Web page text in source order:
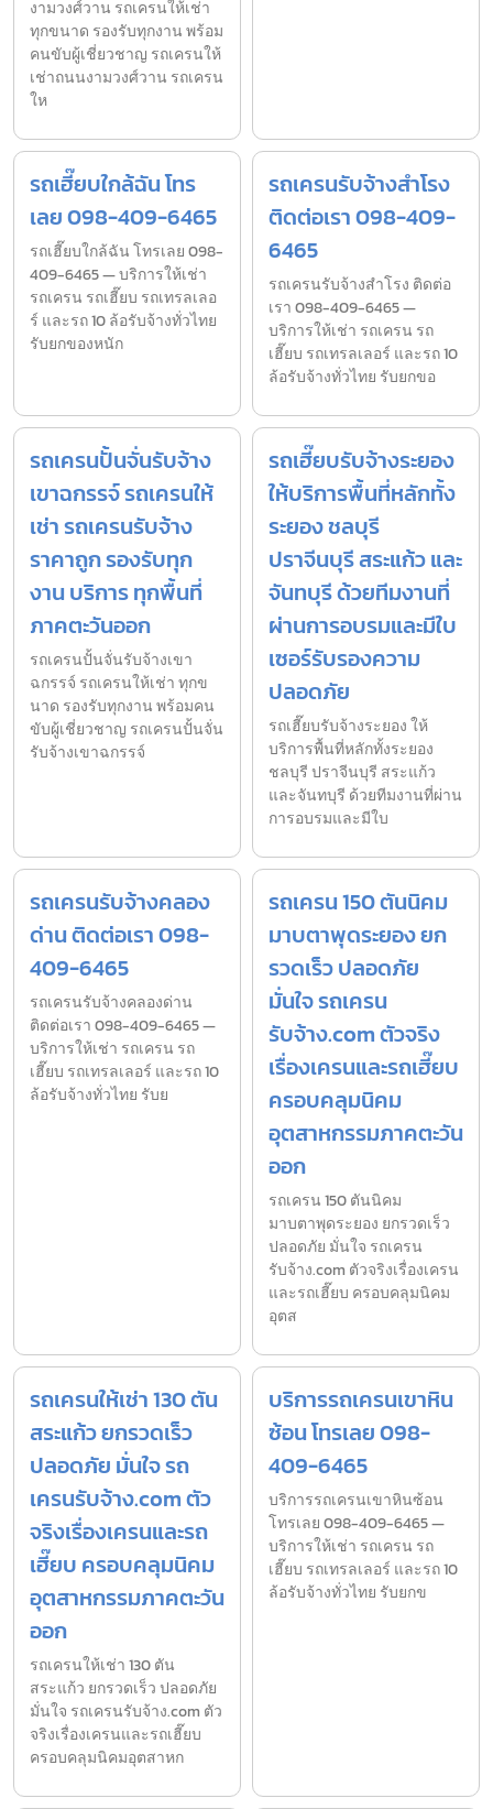
งามวงศ์วาน รถเครนให้เช่า
ทุกขนาด รองรับทุกงาน พร้อม
คนขับผู้เชี่ยวชาญ รถเครนให้
เช่าถนนงามวงศ์วาน รถเครน
ให
รถเฮี๊ยบใกล้ฉัน โทร
เลย 098-409-6465
รถเฮี๊ยบใกล้ฉัน โทรเลย 098-
409-6465 — บริการให้เช่า
รถเครน รถเฮี๊ยบ รถเทรลเลอ
ร์ และรถ 10 ล้อรับจ้างทั่วไทย
รับยกของหนัก
รถเครนรับจ้างสำโรง
ติดต่อเรา 098-409-
6465
รถเครนรับจ้างสำโรง ติดต่อ
เรา 098-409-6465 —
บริการให้เช่า รถเครน รถ
เฮี๊ยบ รถเทรลเลอร์ และรถ 10
ล้อรับจ้างทั่วไทย รับยกขอ
รถเครนปั้นจั่นรับจ้าง
เขาฉกรรจ์ รถเครนให้
เช่า รถเครนรับจ้าง
ราคาถูก รองรับทุก
งาน บริการ ทุกพื้นที่
ภาคตะวันออก
รถเครนปั้นจั่นรับจ้างเขา
ฉกรรจ์ รถเครนให้เช่า ทุกข
นาด รองรับทุกงาน พร้อมคน
ขับผู้เชี่ยวชาญ รถเครนปั้นจั่น
รับจ้างเขาฉกรรจ์
รถเฮี๊ยบรับจ้างระยอง
ให้บริการพื้นที่หลักทั้ง
ระยอง ชลบุรี
ปราจีนบุรี สระแก้ว และ
จันทบุรี ด้วยทีมงานที่
ผ่านการอบรมและมีใบ
เซอร์รับรองความ
ปลอดภัย
รถเฮี๊ยบรับจ้างระยอง ให้
บริการพื้นที่หลักทั้งระยอง
ชลบุรี ปราจีนบุรี สระแก้ว
และจันทบุรี ด้วยทีมงานที่ผ่าน
การอบรมและมีใบ
รถเครนรับจ้างคลอง
ด่าน ติดต่อเรา 098-
409-6465
รถเครนรับจ้างคลองด่าน
ติดต่อเรา 098-409-6465 —
บริการให้เช่า รถเครน รถ
เฮี๊ยบ รถเทรลเลอร์ และรถ 10
ล้อรับจ้างทั่วไทย รับย
รถเครน 150 ตันนิคม
มาบตาพุดระยอง ยก
รวดเร็ว ปลอดภัย
มั่นใจ รถเครน
รับจ้าง.com ตัวจริง
เรื่องเครนและรถเฮี๊ยบ
ครอบคลุมนิคม
อุตสาหกรรมภาคตะวัน
ออก
รถเครน 150 ตันนิคม
มาบตาพุดระยอง ยกรวดเร็ว
ปลอดภัย มั่นใจ รถเครน
รับจ้าง.com ตัวจริงเรื่องเครน
และรถเฮี๊ยบ ครอบคลุมนิคม
อุตส
รถเครนให้เช่า 130 ตัน
สระแก้ว ยกรวดเร็ว
ปลอดภัย มั่นใจ รถ
เครนรับจ้าง.com ตัว
จริงเรื่องเครนและรถ
เฮี๊ยบ ครอบคลุมนิคม
อุตสาหกรรมภาคตะวัน
ออก
รถเครนให้เช่า 130 ตัน
สระแก้ว ยกรวดเร็ว ปลอดภัย
มั่นใจ รถเครนรับจ้าง.com ตัว
จริงเรื่องเครนและรถเฮี๊ยบ
ครอบคลุมนิคมอุตสาหก
บริการรถเครนเขาหิน
ซ้อน โทรเลย 098-
409-6465
บริการรถเครนเขาหินซ้อน
โทรเลย 098-409-6465 —
บริการให้เช่า รถเครน รถ
เฮี๊ยบ รถเทรลเลอร์ และรถ 10
ล้อรับจ้างทั่วไทย รับยกข